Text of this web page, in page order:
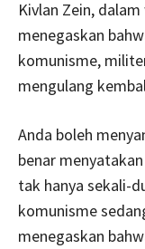
Kivlan Zein,
menegaskan
komunisme,
mengulang
Anda boleh
benar
tak hanya sekali-
komunisme
menegaskan